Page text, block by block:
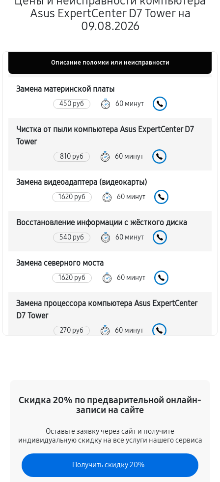
Asus ExpertCenter D7 Tower на
09.08.2026
Описание поломки или неисправности
Замена материнской платы
450 руб 60 минут
Чистка от пыли компьютера Asus ExpertCenter D7
Tower
810 руб 60 минут
Замена видеоадаптера (видеокарты)
1620 руб 60 минут
Восстановление информации с жёсткого диска
540 руб 60 минут
Замена северного моста
1620 руб 60 минут
Замена процессора компьютера Asus ExpertCenter
D7 Tower
270 руб 60 минут
Замена кулера компьютера Asus ExpertCenter D7
410 руб 60 минут
Скидка 20% по предварительной онлайн-
записи на сайте
Оставьте заявку через сайт и получите
индивидуальную скидку на все услуги нашего сервиса
Получить скидку 20%